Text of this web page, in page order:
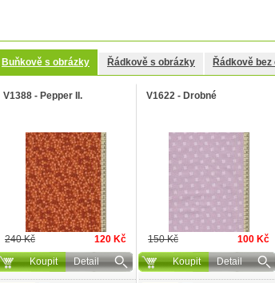
Buňkově s obrázky Řádkově s obrázky Řádkově
V1388 - Pepper II.
240 Kč
120 Kč
Koupit
Detail
V1622 - Drobné
150 Kč
100 Kč
Koupit
Detail